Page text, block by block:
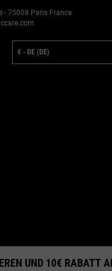
- 75008 Paris France
€ - DE (DE)
10€ RABATT AB